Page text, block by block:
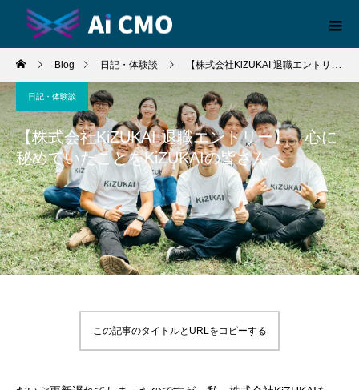
Blog 日記・体験談 【株式会社KiZUKAI 退職エントリー】 心に秘めていたことをKiZUKAIの皆さんへ
日記・体験談
【株式会社KiZUKAI 退職エントリー】 心に
秘めていたことをKiZUKAIの皆さんへ
この記事のタイトルとURLをコピーする